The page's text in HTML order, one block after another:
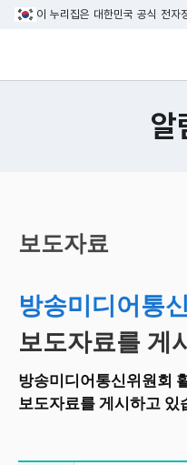
이 누리집은 대한민국 공식 전자
방송미디어통
알
시
작
보도자료
방송미디어통
보도자료를 게
방송미디어통신위원회
보도자료를 게시하고 있